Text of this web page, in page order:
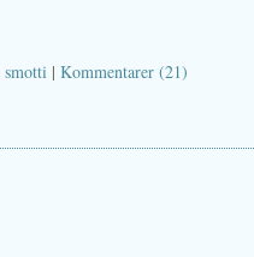
smotti | Kommentarer (21)